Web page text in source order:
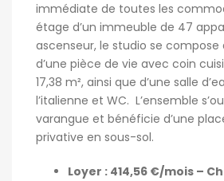
immédiate de toutes les
étage d’un immeuble de 47
ascenseur, le studio se compose
d’une pièce de vie avec coin
17,38 m², ainsi que d’une salle
l’italienne et WC. L’ensemble
varangue et bénéficie d’une
privative en sous-sol.
Loyer : 414,56 €/mois –